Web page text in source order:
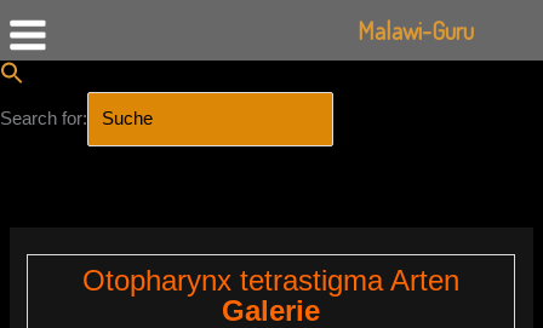
Search for:
Otopharynx tetrastigma Arten
Galerie
Malawi-Guru